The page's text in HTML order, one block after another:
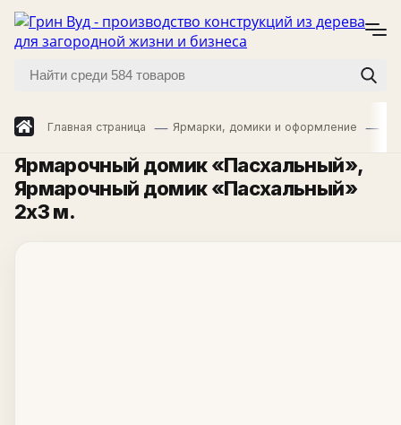
Главная страница Ярмарки, домики и оформление
Ярмарочный домик «Пасхальный»,
Ярмарочный домик «Пасхальный»
2x3 м.